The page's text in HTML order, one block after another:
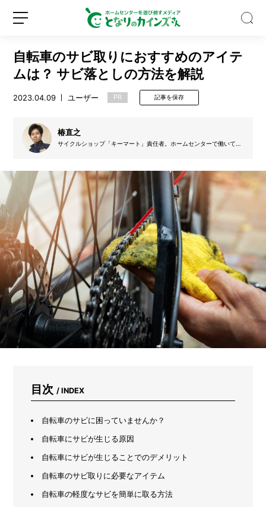
k
g
洗
で
巨
大
パ
ン
ツ
を
洗
っ
て
み
ロ
イ
ン
自転車のサビ取りにおすすめのアイテ
ムは？ サビ落としの方法を解説
2023.04.09 ユーザー PR 記事を保存
椿直之
サイクルショップ「キーマート」責任者。ホームセンターで働いてい
に独立開業。自転車の出張修理屋として、地元地域の自転車文化を担
う。大学での点検会、不要自転車の無料回収、回収した中古車を修理
して販売するなど、自転車にかかわるさまざまな仕事で地域に貢献。
その一方で、個人店の減少、業界の高齢化に注目し、若手ながらさら
なる後進の育成・教育に目を向け、2020年にセミナー講師としても
活動を開始。自転車安全整備士、自転車技士の資格試験対策の講座を
持つ。
目次 / INDEX
自転車のサビに困っていませんか？
自転車にサビが生じる原因
自転車にサビが生じることでのデメリット
自転車のサビ取りに必要なアイテム
自転車の軽度なサビを簡単に取る方法